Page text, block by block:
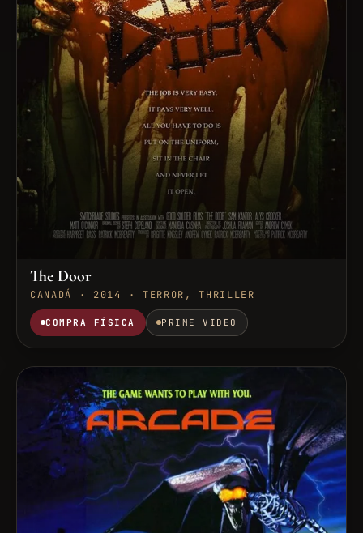
The Door
CANADÁ · 2014 · TERROR, THRILLER
COMPRA FÍSICA PRIME VIDEO